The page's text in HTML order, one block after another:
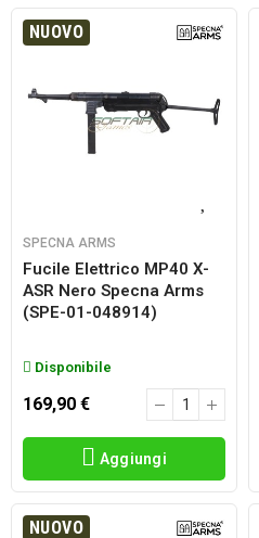
NUOVO
SPECNA ARMS
Fucile Elettrico MP40 X-
ASR Nero Specna Arms
(SPE-01-048914)
Disponibile
169,90 €
Aggiungi
NUOVO